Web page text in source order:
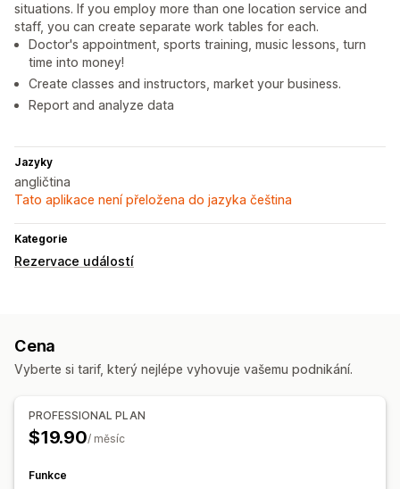
situations. If you employ more than one location service and
staff, you can create separate work tables for each.
Doctor's appointment, sports training, music lessons, turn
time into money!
Create classes and instructors, market your business.
Report and analyze data
Jazyky
angličtina
Tato aplikace není přeložena do jazyka čeština
Kategorie
Rezervace událostí
Cena
Vyberte si tarif, který nejlépe vyhovuje vašemu podnikání.
PROFESSIONAL PLAN
$19.90/ měsíc
Funkce